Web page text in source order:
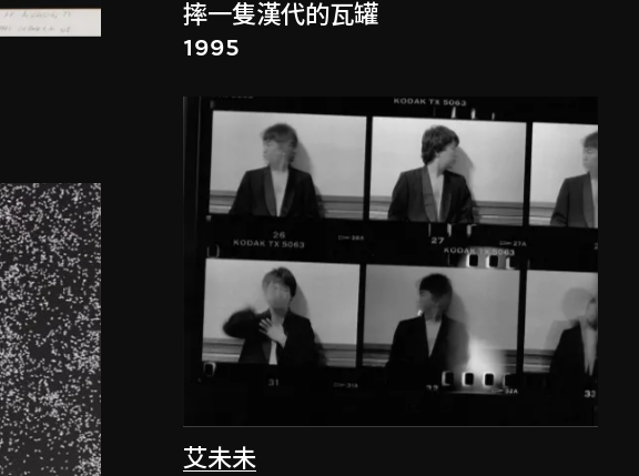
摔一隻漢代的瓦罐
1995
艾未未